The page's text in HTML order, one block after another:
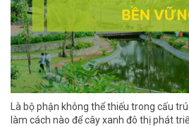
Là bộ phận không thể thiếu trong cấu
làm cách nào để cây xanh đô thị phát